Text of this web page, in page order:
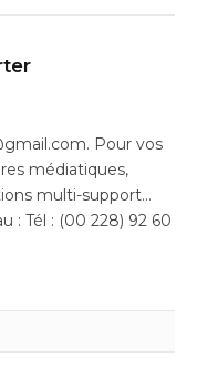
Pour vos
médiatiques,
multi-support…
: Tél : (00 228) 92 60